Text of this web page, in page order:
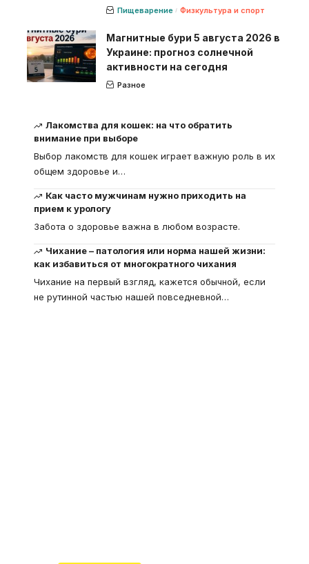
Пищеварение Физкультура и спорт
Магнитные бури 5 августа 2026 в
Украине: прогноз солнечной
активности на сегодня
Разное
Лакомства для кошек: на что обратить
внимание при выборе
Выбор лакомств для кошек играет важную роль в их
общем здоровье и…
Как часто мужчинам нужно приходить на
прием к урологу
Забота о здоровье важна в любом возрасте.
Чихание – патология или норма нашей жизни:
как избавиться от многократного чихания
Чихание на первый взгляд, кажется обычной, если
не рутинной частью нашей повседневной…